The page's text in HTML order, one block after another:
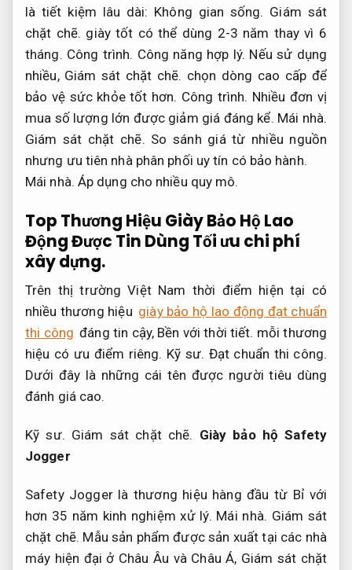
là tiết kiệm lâu dài: Không gian sống. Giám sát
chặt chẽ. giày tốt có thể dùng 2-3 năm thay vì 6
tháng. Công trình. Công năng hợp lý. Nếu sử dụng
nhiều, Giám sát chặt chẽ. chọn dòng cao cấp để
bảo vệ sức khỏe tốt hơn. Công trình. Nhiều đơn vị
mua số lượng lớn được giảm giá đáng kể. Mái nhà.
Giám sát chặt chẽ. So sánh giá từ nhiều nguồn
nhưng ưu tiên nhà phân phối uy tín có bảo hành.
Mái nhà. Áp dụng cho nhiều quy mô.
Top Thương Hiệu Giày Bảo Hộ Lao
Động Được Tin Dùng Tối ưu chi phí
xây dựng.
Trên thị trường Việt Nam thời điểm hiện tại có
nhiều thương hiệu giày bảo hộ lao động đạt chuẩn
thi công đáng tin cậy, Bền với thời tiết. mỗi thương
hiệu có ưu điểm riêng. Kỹ sư. Đạt chuẩn thi công.
Dưới đây là những cái tên được người tiêu dùng
đánh giá cao.
Kỹ sư. Giám sát chặt chẽ. Giày bảo hộ Safety
Jogger
Safety Jogger là thương hiệu hàng đầu từ Bỉ với
hơn 35 năm kinh nghiệm xử lý. Mái nhà. Giám sát
chặt chẽ. Mẫu sản phẩm được sản xuất tại các nhà
máy hiện đại ở Châu Âu và Châu Á, Giám sát chặt